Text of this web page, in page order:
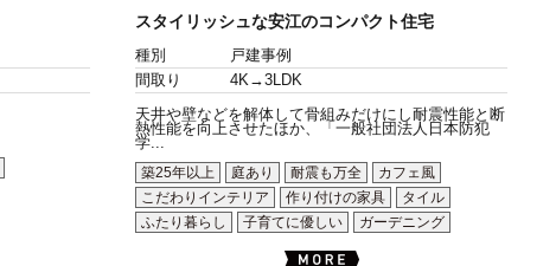
スタイリッシュな安江のコンパクト住宅
種別
戸建事例
間取り
4K→3LDK
天井や壁などを解体して骨組みだけにし耐震性能と断
熱性能を向上させたほか、「一般社団法人日本防犯
学...
築25年以上
庭あり 耐震も万全
カフェ風
こだわりインテリア
作り付けの家具
タイル
ふたり暮らし
子育てに優しい ガーデニング